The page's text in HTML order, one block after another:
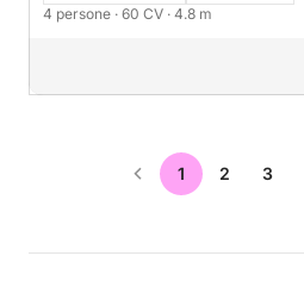
4 persone · 60 CV · 4.8 m
1 2 3